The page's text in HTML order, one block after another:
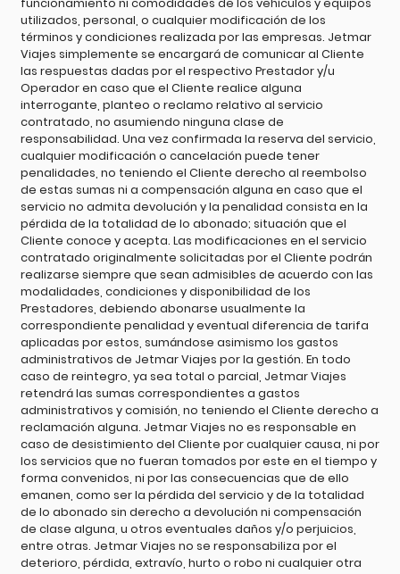
funcionamiento ni comodidades de los vehículos y equipos
utilizados, personal, o cualquier modificación de los
términos y condiciones realizada por las empresas. Jetmar
Viajes simplemente se encargará de comunicar al Cliente
las respuestas dadas por el respectivo Prestador y/u
Operador en caso que el Cliente realice alguna
interrogante, planteo o reclamo relativo al servicio
contratado, no asumiendo ninguna clase de
responsabilidad. Una vez confirmada la reserva del servicio,
cualquier modificación o cancelación puede tener
penalidades, no teniendo el Cliente derecho al reembolso
de estas sumas ni a compensación alguna en caso que el
servicio no admita devolución y la penalidad consista en la
pérdida de la totalidad de lo abonado; situación que el
Cliente conoce y acepta. Las modificaciones en el servicio
contratado originalmente solicitadas por el Cliente podrán
realizarse siempre que sean admisibles de acuerdo con las
modalidades, condiciones y disponibilidad de los
Prestadores, debiendo abonarse usualmente la
correspondiente penalidad y eventual diferencia de tarifa
aplicadas por estos, sumándose asimismo los gastos
administrativos de Jetmar Viajes por la gestión. En todo
caso de reintegro, ya sea total o parcial, Jetmar Viajes
retendrá las sumas correspondientes a gastos
administrativos y comisión, no teniendo el Cliente derecho a
reclamación alguna. Jetmar Viajes no es responsable en
caso de desistimiento del Cliente por cualquier causa, ni por
los servicios que no fueran tomados por este en el tiempo y
forma convenidos, ni por las consecuencias que de ello
emanen, como ser la pérdida del servicio y de la totalidad
de lo abonado sin derecho a devolución ni compensación
de clase alguna, u otros eventuales daños y/o perjuicios,
entre otras. Jetmar Viajes no se responsabiliza por el
deterioro, pérdida, extravío, hurto o robo ni cualquier otra